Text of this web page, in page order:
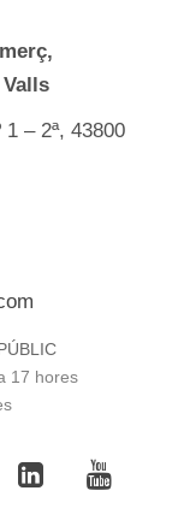
– 2ª, 43800
17 hores